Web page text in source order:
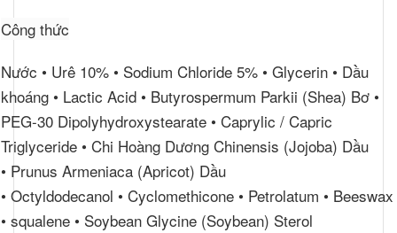
Công thức
Nước • Urê 10% • Sodium Chloride 5% • Glycerin • Dầu
khoáng • Lactic Acid • Butyrospermum Parkii (Shea) Bơ •
PEG-30 Dipolyhydroxystearate • Caprylic / Capric
Triglyceride • Chi Hoàng Dương Chinensis (Jojoba) Dầu
• Prunus Armeniaca (Apricot) Dầu
• Octyldodecanol • Cyclomethicone • Petrolatum • Beeswax
• squalene • Soybean Glycine (Soybean) Sterol